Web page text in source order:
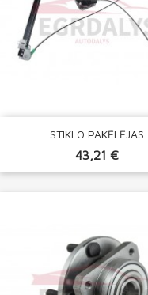
STIKLO PAKĖLĖJAS
43,21 €
Greita peržiūra